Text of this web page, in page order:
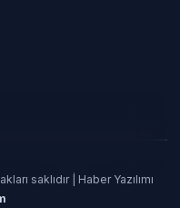
saklıdır | Haber Yazılımı